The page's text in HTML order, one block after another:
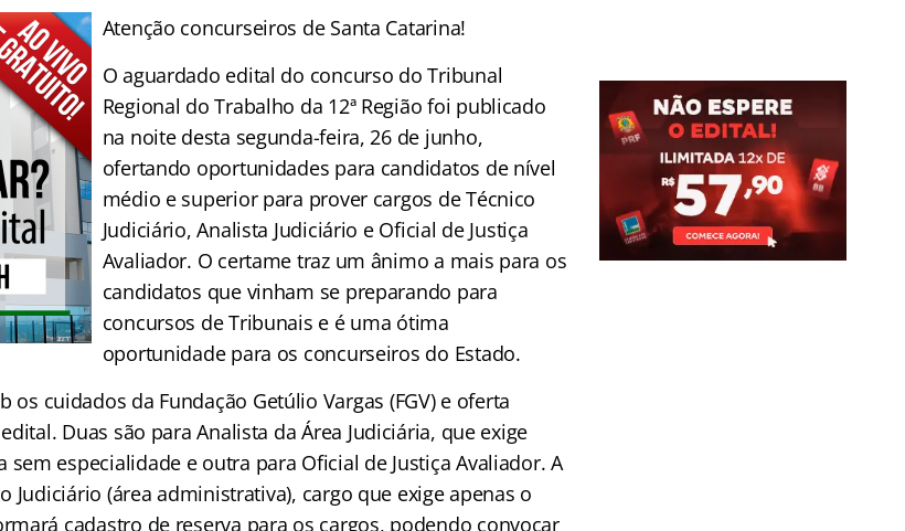
Atenção concurseiros de Santa Catarina!
O aguardado edital do concurso do Tribunal
Regional do Trabalho da 12ª Região foi publicado
na noite desta segunda-feira, 26 de junho,
ofertando oportunidades para candidatos de nível
médio e superior para prover cargos de Técnico
Judiciário, Analista Judiciário e Oficial de Justiça
Avaliador. O certame traz um ânimo a mais para os
candidatos que vinham se preparando para
concursos de Tribunais e é uma ótima
oportunidade para os concurseiros do Estado.
os cuidados da Fundação Getúlio Vargas (FGV) e oferta
Duas são para Analista da Área Judiciária, que exige
especialidade e outra para Oficial de Justiça Avaliador. A
Judiciário (área administrativa), cargo que exige apenas o
cadastro de reserva para os cargos, podendo convocar